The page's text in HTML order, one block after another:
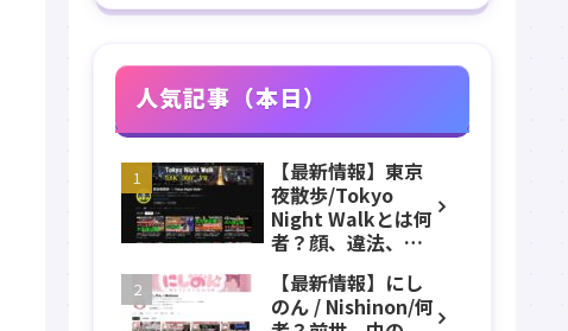
人気記事（本日）
【最新情報】東京
夜散歩/Tokyo
Night Walkとは何
者？顔、違法、逮
久保公園、本名、
年齢、誕生日、職
【最新情報】にし
のん / Nishinon/何